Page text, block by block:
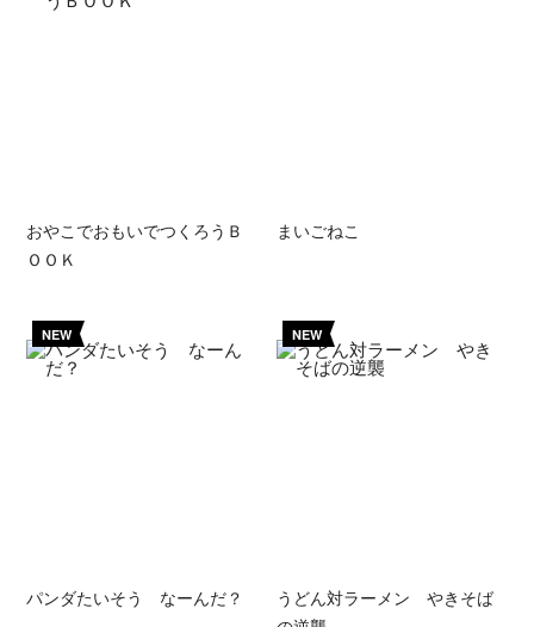
おやこでおもいでつくろうＢ
ＯＯＫ
まいごねこ
NEW
パンダたいそう なーんだ？
NEW
うどん対ラーメン やきそば